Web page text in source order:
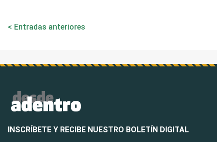
Navegación
Entradas anteriores
INSCRÍBETE Y RECIBE NUESTRO BOLETÍN DIGITAL